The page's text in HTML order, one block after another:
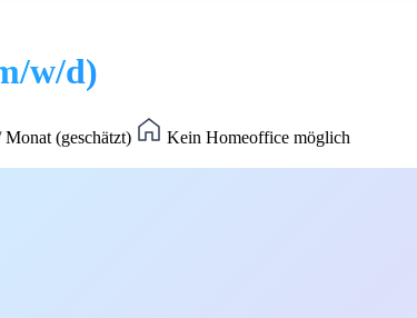
w/d)
(geschätzt)
Kein Homeoffice möglich